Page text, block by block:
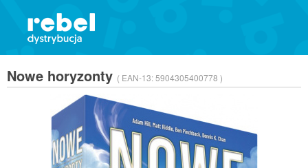
Nowe horyzonty ( EAN-13:5904305400778 )